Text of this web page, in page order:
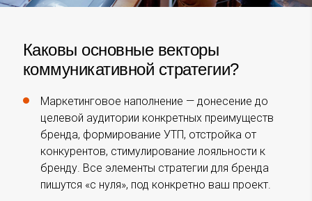
Каковы основные векторы
коммуникативной стратегии?
Маркетинговое наполнение — донесение до
целевой аудитории конкретных преимуществ
бренда, формирование УТП, отстройка от
конкурентов, стимулирование лояльности к
бренду. Все элементы стратегии для бренда
пишутся «с нуля», под конкретно ваш проект.